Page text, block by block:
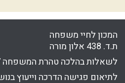
המכון לחיי משפחה
ת.ד. 438 אלון מורה
לשאלות בהלכה טהרת המשפחה
לתיאום פגישה הדרכה וייעוץ